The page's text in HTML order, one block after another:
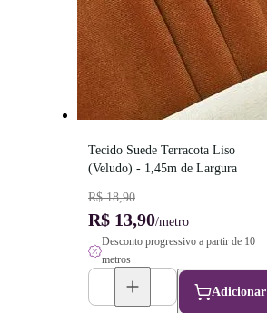
Tecido Suede Terracota Liso
(Veludo) - 1,45m de Largura
R$ 18,90
R$ 13,90/metro
Desconto progressivo a partir de 10
metros
Adicionar